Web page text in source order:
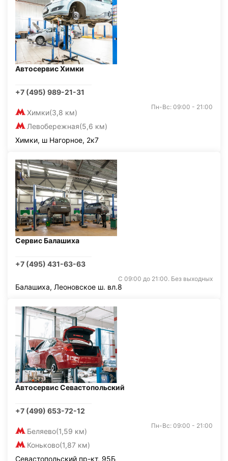
Автосервис Химки
+7 (495) 989-21-31
Химки(3,8 км)
Левобережная(5,6 км)
Пн-Вс: 09:00 - 21:00
Химки, ш Нагорное, 2к7
Сервис Балашиха
+7 (495) 431-63-63
С 09:00 до 21:00. Без выходных
Балашиха, Леоновское ш. вл.8
Автосервис Севастопольский
+7 (499) 653-72-12
Беляево(1,59 км)
Коньково(1,87 км)
Пн-Вс: 09:00 - 21:00
Севастопольский пр-кт, 95Б